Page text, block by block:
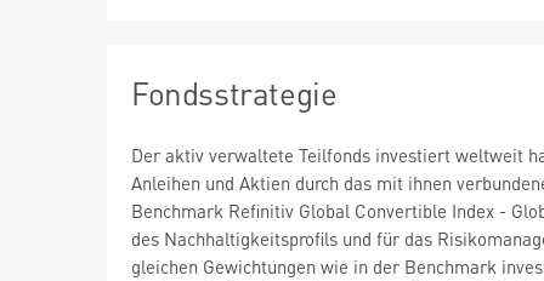
Fondsstrategie
Der aktiv verwaltete Teilfonds investiert weltweit
Anleihen und Aktien durch das mit ihnen
Benchmark Refinitiv Global Convertible Index -
des Nachhaltigkeitsprofils und für das
gleichen Gewichtungen wie in der Benchmark